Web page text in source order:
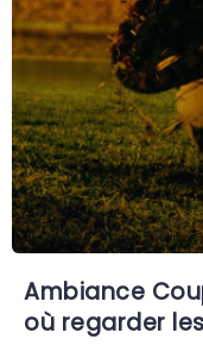
Ambiance
où regarder